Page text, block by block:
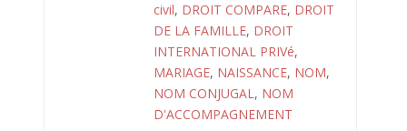
civil, DROIT COMPARE, DROIT
DE LA FAMILLE, DROIT
INTERNATIONAL PRIVé,
MARIAGE, NAISSANCE, NOM,
NOM CONJUGAL, NOM
D'ACCOMPAGNEMENT